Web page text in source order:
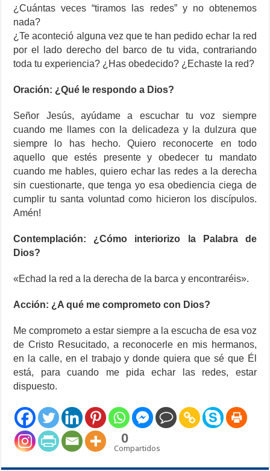
¿Cuántas veces “tiramos las redes” y no obtenemos
nada?
¿Te aconteció alguna vez que te han pedido echar la red
por el lado derecho del barco de tu vida, contrariando
toda tu experiencia? ¿Has obedecido? ¿Echaste la red?
Oración: ¿Qué le respondo a Dios?
Señor Jesús, ayúdame a escuchar tu voz siempre
cuando me llames con la delicadeza y la dulzura que
siempre lo has hecho. Quiero reconocerte en todo
aquello que estés presente y obedecer tu mandato
cuando me hables, quiero echar las redes a la derecha
sin cuestionarte, que tenga yo esa obediencia ciega de
cumplir tu santa voluntad como hicieron los discípulos.
Amén!
Contemplación: ¿Cómo interiorizo la Palabra de
Dios?
«Echad la red a la derecha de la barca y encontraréis».
Acción: ¿A qué me comprometo con Dios?
Me comprometo a estar siempre a la escucha de esa voz
de Cristo Resucitado, a reconocerle en mis hermanos,
en la calle, en el trabajo y donde quiera que sé que Él
está, para cuando me pida echar las redes, estar
dispuesto.
0
Compartidos